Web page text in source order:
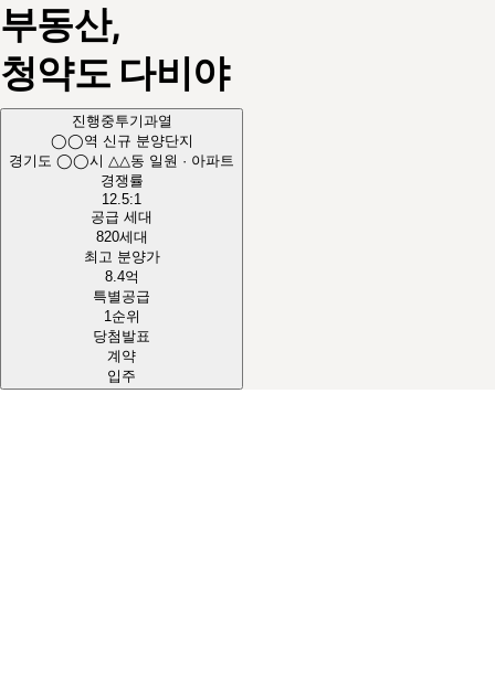
부동산,
청약도 다비야
진행중투기과열
◯◯역 신규 분양단지
경기도 ◯◯시 △△동 일원 · 아파트
경쟁률
12.5:1
공급 세대
820세대
최고 분양가
8.4억
특별공급
1순위
당첨발표
계약
입주